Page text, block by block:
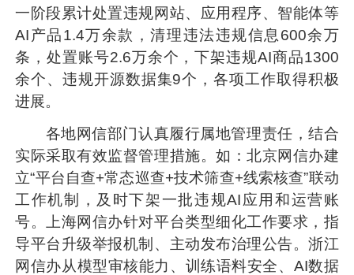
一阶段累计处置违规网站、应用程序、智能体等
AI产品1.4万余款，清理违法违规信息600余万
条，处置账号2.6万余个，下架违规AI商品1300
余个、违规开源数据集9个，各项工作取得积极
进展。
各地网信部门认真履行属地管理责任，结合
实际采取有效监督管理措施。如：北京网信办建
立“平台自查+常态巡查+技术筛查+线索核查”联动
工作机制，及时下架一批违规AI应用和运营账
号。上海网信办针对平台类型细化工作要求，指
导平台升级举报机制、主动发布治理公告。浙江
网信办从模型审核能力、训练语料安全、AI数据